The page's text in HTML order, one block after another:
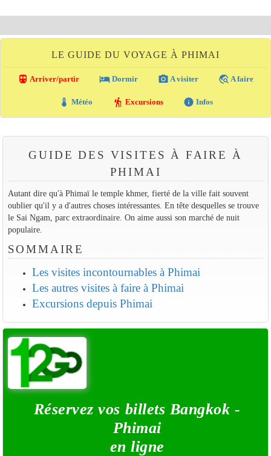
LE GUIDE DU VOYAGE À PHIMAI
directions_transit Arriver/partir local_hotel Dormir photo_camera A visiter travel_explore A faire
thermostat Météo hiking Excursions info Infos
GUIDE DES VISITES À FAIRE À
PHIMAI
Autant dire qu'à Phimaï le temple khmer, fierté de la ville fait souvent
oublier qu'il y a d'autres choses intéressantes. En tête desquelles se trouve
le Sai Ngam, parc extraordinaire. On aime aussi son marché de nuit
populaire.
SOMMAIRE
Les visites incontournables à Phimai
Les autres visites à faire à Phimai
Excursions depuis Phimai
Réservez vos billets Bangkok -
Phimai
en ligne